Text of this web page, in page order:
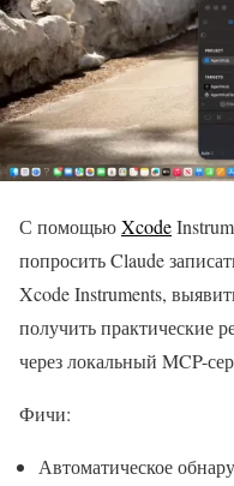
С помощьюXcode
попросить Claude
Xcode Instruments,
получить практические
через локальный MCP-
Фичи:
Автоматическое